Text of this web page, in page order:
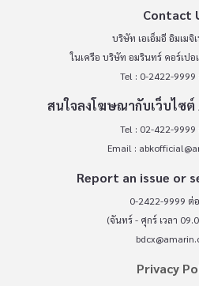
Contact
บริษัท เอเอ็มอี อิมเม
ในเครือ บริษัท อมรินทร์ คอร์เป
Tel : 0-2422-
สนใจลงโฆษณากับเว็บไซต์
Tel : 02-422-9999
Email :
Report an issue or
0-2422-9999 ต่
(จันทร์ - ศุกร์ เวลา
Privacy